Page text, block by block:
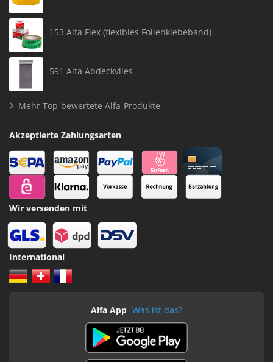
153 Alfa Flex (flexibles Folienklebeband)
591 Alfa Abdeckvlies
Mehr Top-bewertete Alfa-Produkte
Akzeptierte Zahlungsarten
Wir versenden mit
International
Alfa App Was ist das?